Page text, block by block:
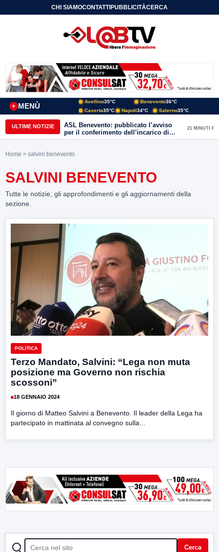
CHI SIAMOCONTATTIPUBBLICITÀCERCA
MENÙ
+
Avellino35°C Benevento36°C
Caserta35°C Napoli34°C Salerno35°C
ULTIME NOTIZIE
ASL Benevento: pubblicato l’avviso
per il conferimento dell’incarico di
Direttore della Unità Operativa
21 MINUTI FA
Home > salvini benevento
SALVINI BENEVENTO
Tutte le notizie, gli approfondimenti e gli aggiornamenti della
sezione.
POLITICA
Terzo Mandato, Salvini: “Lega non muta
posizione ma Governo non rischia
scossoni”
18 GENNAIO 2024
Il giorno di Matteo Salvini a Benevento. Il leader della Lega ha
partecipato in mattinata al convegno sulla...
CERCA Cerca